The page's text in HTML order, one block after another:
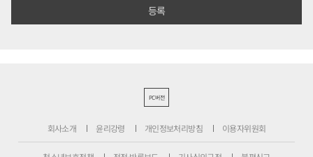
PC버전
회사소개 윤리강령 개인정보처리방침 이용자위원회